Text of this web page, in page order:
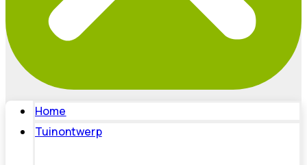
Home
Tuinontwerp